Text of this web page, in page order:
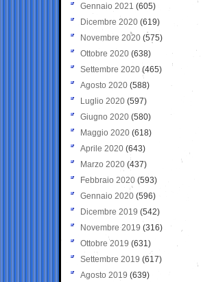
Gennaio 2021 (605)
Dicembre 2020 (619)
Novembre 2020 (575)
Ottobre 2020 (638)
Settembre 2020(465)
Agosto 2020 (588)
Luglio 2020 (597)
Giugno 2020 (580)
Maggio 2020 (618)
Aprile 2020 (643)
Marzo 2020 (437)
Febbraio 2020 (593)
Gennaio 2020 (596)
Dicembre 2019 (542)
Novembre 2019 (316)
Ottobre 2019 (631)
Settembre 2019 (617)
Agosto 2019 (639)